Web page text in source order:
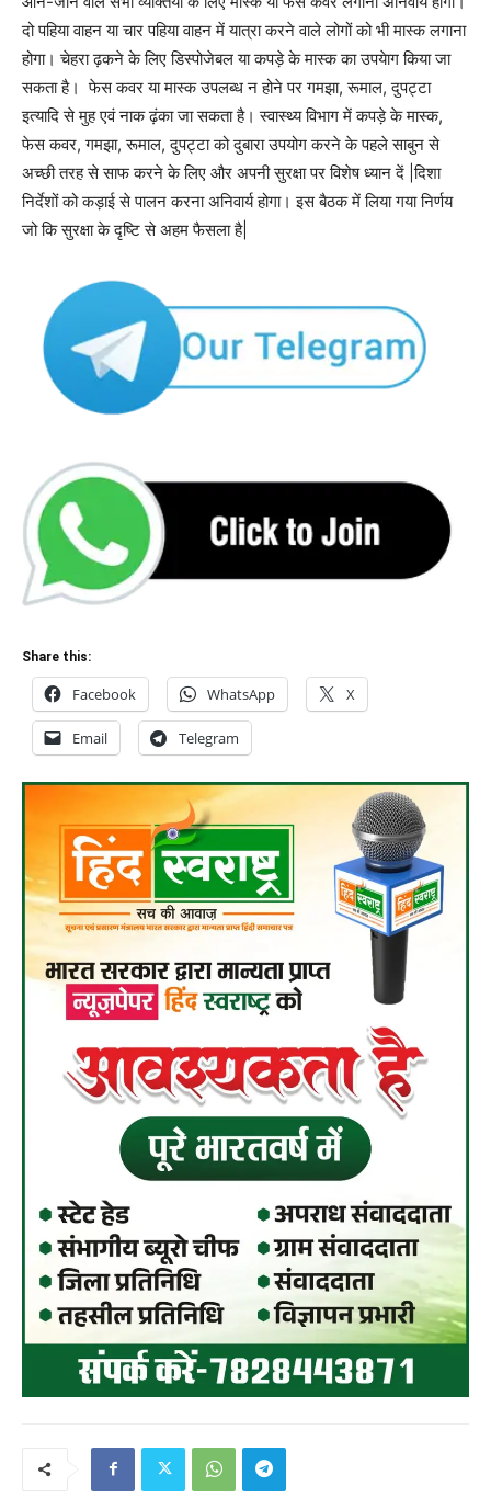
दो पहिया वाहन या चार पहिया वाहन में यात्रा करने वाले लोगों को भी मास्क लगाना
होगा। चेहरा ढ़कने के लिए डिस्पोजेबल या कपड़े के मास्क का उपयेाग किया जा
सकता है। फेस कवर या मास्क उपलब्ध न होने पर गमझा, रूमाल, दुपट्टा
इत्यादि से मुह एवं नाक ढ़ंका जा सकता है। स्वास्थ्य विभाग में कपड़े के मास्क,
फेस कवर, गमझा, रूमाल, दुपट्टा को दुबारा उपयोग करने के पहले साबुन से
अच्छी तरह से साफ करने के लिए और अपनी सुरक्षा पर विशेष ध्यान दें |दिशा
निर्देशों को कड़ाई से पालन करना अनिवार्य होगा। इस बैठक में लिया गया निर्णय
जो कि सुरक्षा के दृष्टि से अहम फैसला है|
Share this:
Facebook WhatsApp X
Email Telegram